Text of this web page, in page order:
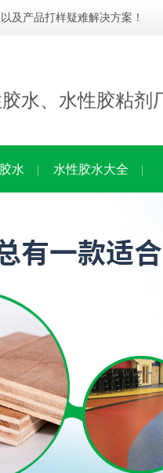
及产品打样疑难解决方案！
水、水性胶粘剂
水 水性胶水大全